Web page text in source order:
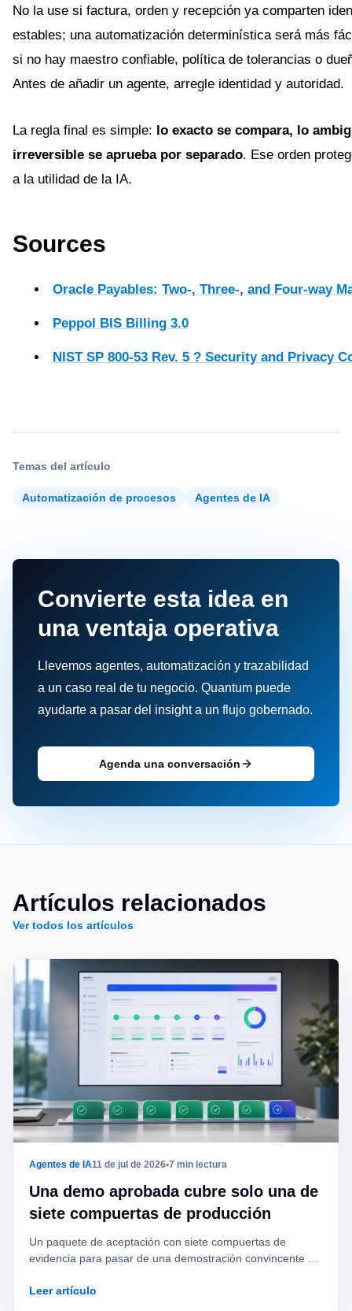
No la use si factura, orden y recepción ya comparten
estables; una automatización determinística será más
si no hay maestro confiable, política de tolerancias o
Antes de añadir un agente, arregle identidad y autoridad.
La regla final es simple: lo exacto se compara, lo
irreversible se aprueba por separado. Ese orden
a la utilidad de la IA.
Sources
Oracle Payables: Two-, Three-, and Four-way
Peppol BIS Billing 3.0
NIST SP 800-53 Rev. 5 ? Security and Privacy
Temas del artículo
Automatización de procesos Agentes de IA
Convierte esta idea en
una ventaja operativa
Llevemos agentes, automatización y trazabilidad
a un caso real de tu negocio. Quantum puede
ayudarte a pasar del insight a un flujo gobernado.
Agenda una conversación
Artículos relacionados
Ver todos los artículos
Agentes de IA11 de jul de 2026•7 min lectura
Una demo aprobada cubre solo una de
siete compuertas de producción
Un paquete de aceptación con siete compuertas de
evidencia para pasar de una demostración convincente a
Leer artículo